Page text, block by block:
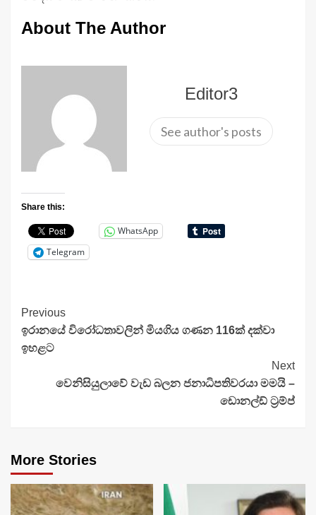
About The Author
Editor3
See author's posts
Share this:
WhatsApp
Telegram
Continue
Reading
Previous
ඉරානයේ විරෝධතාවලින් මියගිය ගණන 116ක් දක්වා
ඉහළට
Next
වෙනිසියුලාවේ වැඩ බලන ජනාධිපතිවරයා මමයි –
ඩොනල්ඩ් ට්‍රම්ප්
More Stories